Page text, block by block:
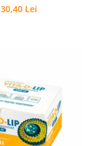
30,40 Lei